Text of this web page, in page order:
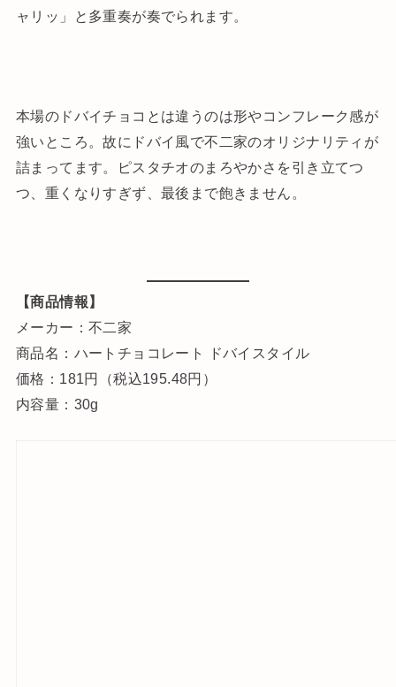
ャリッ」と多重奏が奏でられます。
本場のドバイチョコとは違うのは形やコンフレーク感が
強いところ。故にドバイ風で不二家のオリジナリティが
詰まってます。ピスタチオのまろやかさを引き立てつ
つ、重くなりすぎず、最後まで飽きません。
【商品情報】
メーカー：不二家
商品名：ハートチョコレート ドバイスタイル
価格：181円（税込195.48円）
内容量：30g